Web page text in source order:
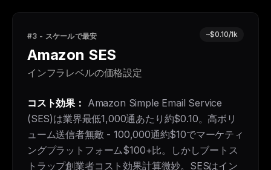
#3 - スケールで最安
Amazon SES
インフラレベルの価格設定
~$0.10/1k
コスト効果： Amazon Simple Email Service
(SES)は業界最低1,000通あたり約$0.10。高ボリ
ューム送信者無敵 - 100,000通約$10でマーケティ
ングプラットフォーム$100+比。しかしブートス
トラップ創業者コスト効果計算微妙。SESはイン